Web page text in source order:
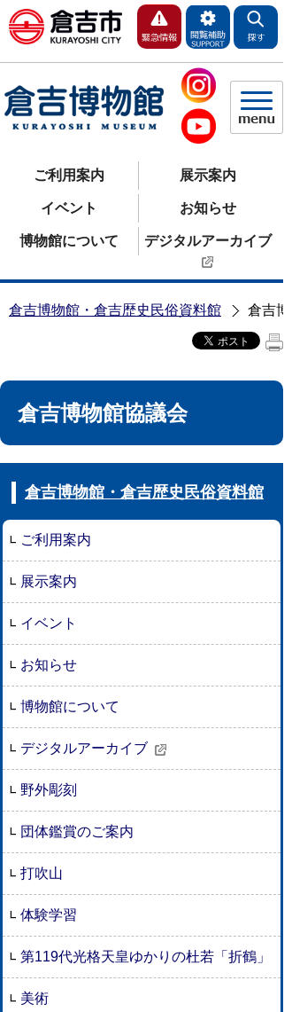
ご利用案内 展示案内
イベント お知らせ
博物館について デジタルアーカイブ
倉吉博物館・倉吉歴史民俗資料館 倉吉博
倉吉博物館協議会
倉吉博物館・倉吉歴史民俗資料館
ご利用案内
展示案内
イベント
お知らせ
博物館について
デジタルアーカイブ
野外彫刻
団体鑑賞のご案内
打吹山
体験学習
第119代光格天皇ゆかりの杜若「折鶴」
美術